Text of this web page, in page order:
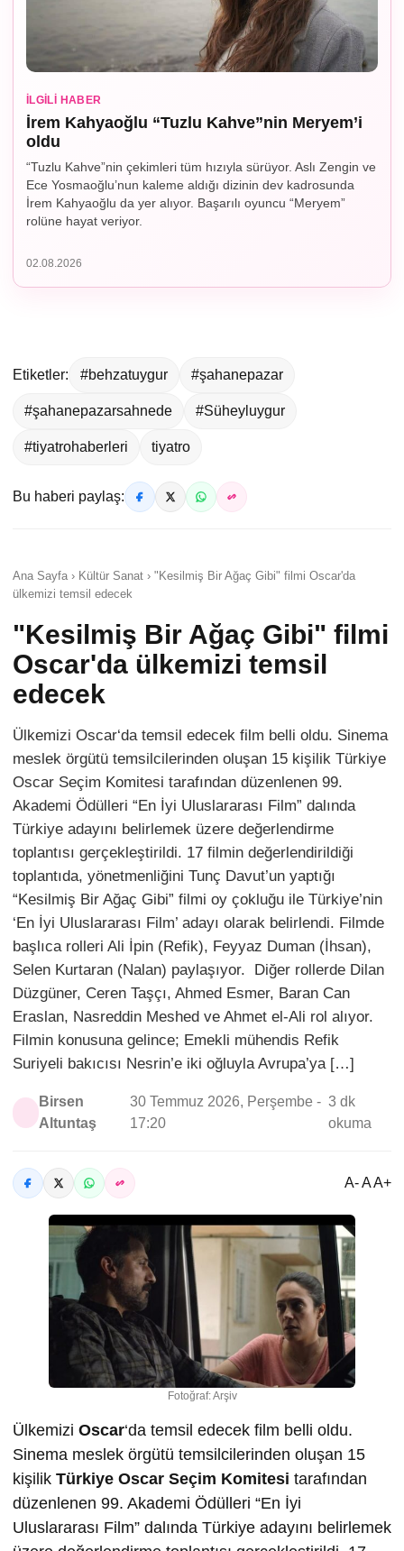
İLGILI HABER
İrem Kahyaoğlu “Tuzlu Kahve”nin Meryem’i
oldu
“Tuzlu Kahve”nin çekimleri tüm hızıyla sürüyor. Aslı Zengin ve
Ece Yosmaoğlu’nun kaleme aldığı dizinin dev kadrosunda
İrem Kahyaoğlu da yer alıyor. Başarılı oyuncu “Meryem”
rolüne hayat veriyor.
02.08.2026
Etiketler: #behzatuygur #şahanepazar
#şahanepazarsahnede #Süheyluygur
#tiyatrohaberleri tiyatro
Bu haberi paylaş:
Ana Sayfa › Kültür Sanat › "Kesilmiş Bir Ağaç Gibi" filmi Oscar'da
ülkemizi temsil edecek
"Kesilmiş Bir Ağaç Gibi" filmi
Oscar'da ülkemizi temsil
edecek
Ülkemizi Oscar‘da temsil edecek film belli oldu. Sinema
meslek örgütü temsilcilerinden oluşan 15 kişilik Türkiye
Oscar Seçim Komitesi tarafından düzenlenen 99.
Akademi Ödülleri “En İyi Uluslararası Film” dalında
Türkiye adayını belirlemek üzere değerlendirme
toplantısı gerçekleştirildi. 17 filmin değerlendirildiği
toplantıda, yönetmenliğini Tunç Davut’un yaptığı
“Kesilmiş Bir Ağaç Gibi” filmi oy çokluğu ile Türkiye’nin
‘En İyi Uluslararası Film’ adayı olarak belirlendi. Filmde
başlıca rolleri Ali İpin (Refik), Feyyaz Duman (İhsan),
Selen Kurtaran (Nalan) paylaşıyor. Diğer rollerde Dilan
Düzgüner, Ceren Taşçı, Ahmed Esmer, Baran Can
Eraslan, Nasreddin Meshed ve Ahmet el-Ali rol alıyor.
Filmin konusuna gelince; Emekli mühendis Refik
Suriyeli bakıcısı Nesrin’e iki oğluyla Avrupa’ya […]
Birsen
Altuntaş
30 Temmuz 2026, Perşembe -
17:20
3 dk
okuma
A- A A+
Fotoğraf: Arşiv
Ülkemizi Oscar‘da temsil edecek film belli oldu.
Sinema meslek örgütü temsilcilerinden oluşan 15
kişilik Türkiye Oscar Seçim Komitesi tarafından
düzenlenen 99. Akademi Ödülleri “En İyi
Uluslararası Film” dalında Türkiye adayını belirlemek